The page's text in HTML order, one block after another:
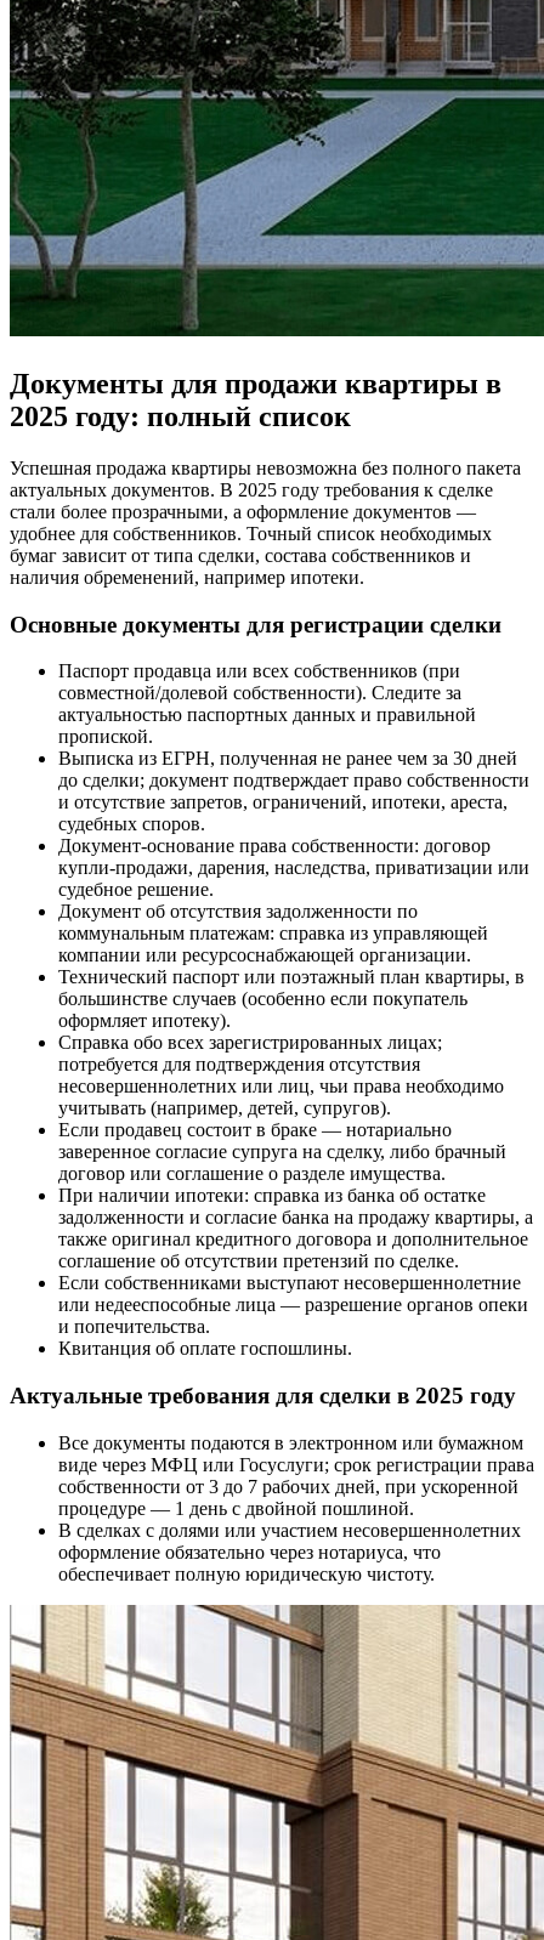
Документы для продажи квартиры в
2025 году: полный список
Успешная продажа квартиры невозможна без полного пакета
актуальных документов. В 2025 году требования к сделке
стали более прозрачными, а оформление документов —
удобнее для собственников. Точный список необходимых
бумаг зависит от типа сделки, состава собственников и
наличия обременений, например ипотеки.
Основные документы для регистрации сделки
Паспорт продавца или всех собственников (при
совместной/долевой собственности). Следите за
актуальностью паспортных данных и правильной
пропиской.
Выписка из ЕГРН, полученная не ранее чем за 30 дней
до сделки; документ подтверждает право собственности
и отсутствие запретов, ограничений, ипотеки, ареста,
судебных споров.
Документ-основание права собственности: договор
купли-продажи, дарения, наследства, приватизации или
судебное решение.
Документ об отсутствия задолженности по
коммунальным платежам: справка из управляющей
компании или ресурсоснабжающей организации.
Технический паспорт или поэтажный план квартиры, в
большинстве случаев (особенно если покупатель
оформляет ипотеку).
Справка обо всех зарегистрированных лицах;
потребуется для подтверждения отсутствия
несовершеннолетних или лиц, чьи права необходимо
учитывать (например, детей, супругов).
Если продавец состоит в браке — нотариально
заверенное согласие супруга на сделку, либо брачный
договор или соглашение о разделе имущества.
При наличии ипотеки: справка из банка об остатке
задолженности и согласие банка на продажу квартиры, а
также оригинал кредитного договора и дополнительное
соглашение об отсутствии претензий по сделке.
Если собственниками выступают несовершеннолетние
или недееспособные лица — разрешение органов опеки
и попечительства.
Квитанция об оплате госпошлины.
Актуальные требования для сделки в 2025 году
Все документы подаются в электронном или бумажном
виде через МФЦ или Госуслуги; срок регистрации права
собственности от 3 до 7 рабочих дней, при ускоренной
процедуре — 1 день с двойной пошлиной.
В сделках с долями или участием несовершеннолетних
оформление обязательно через нотариуса, что
обеспечивает полную юридическую чистоту.